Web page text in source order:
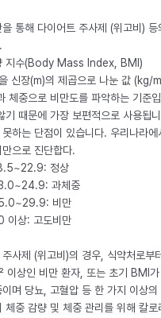
을 통해 다이어트 주사제 (위고비)
지수(Body Mass Index, BMI)
신장(m)의 제곱으로 나눈 값 (kg/
체중으로 비만도를 파악하는 기준
기 때문에 가장 보편적으로 사용됩
못하는 단점이 있습니다. 우리나라
으로 진단합다.
정상
과체중
비만
이상: 고도비만
주사제 (위고비)의 경우, 식약처로부
이상인 비만 환자, 또는 초기 BMI
이며 당뇨, 고혈압 등 한 가지 이상
체중 감량 및 체중 관리를 위해 칼로